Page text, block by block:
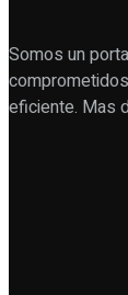
Somos un
eficiente. Mas